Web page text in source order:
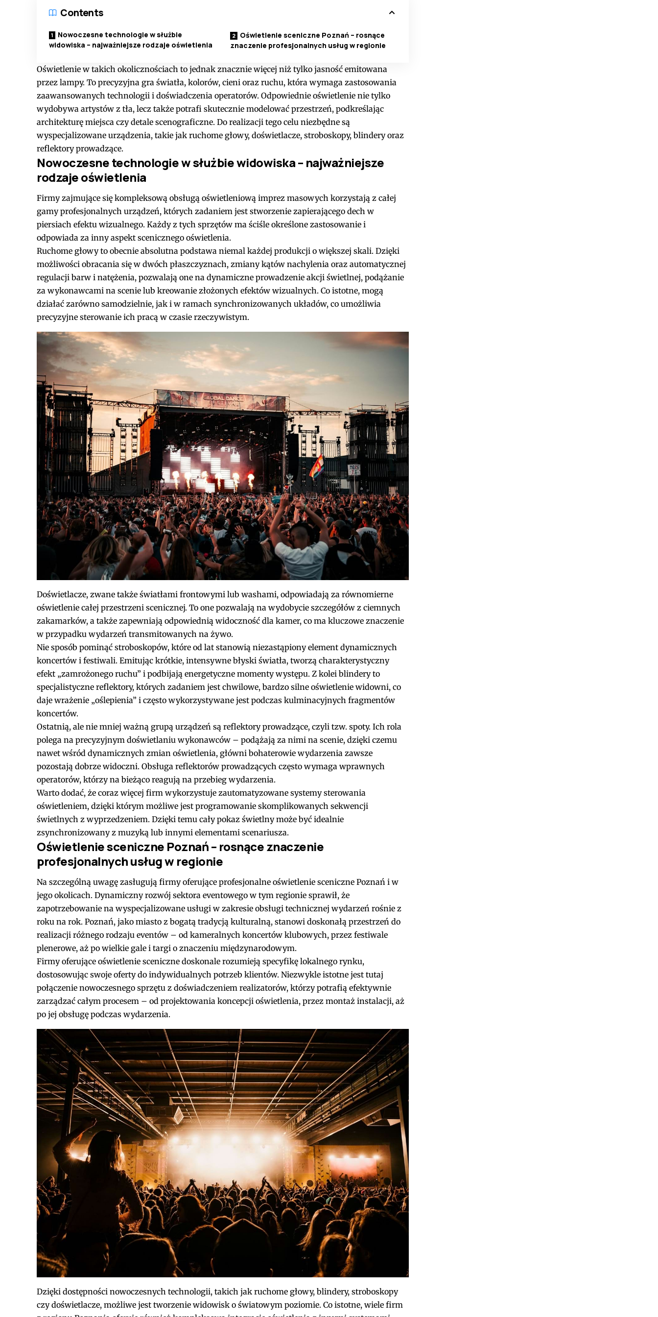
Contents
Nowoczesne technologie w służbie
widowiska – najważniejsze rodzaje oświetlenia
Oświetlenie sceniczne Poznań – rosnące
znaczenie profesjonalnych usług w regionie
Oświetlenie w takich okolicznościach to jednak znacznie więcej niż tylko jasność emitowana
przez lampy. To precyzyjna gra światła, kolorów, cieni oraz ruchu, która wymaga zastosowania
zaawansowanych technologii i doświadczenia operatorów. Odpowiednie oświetlenie nie tylko
wydobywa artystów z tła, lecz także potrafi skutecznie modelować przestrzeń, podkreślając
architekturę miejsca czy detale scenograficzne. Do realizacji tego celu niezbędne są
wyspecjalizowane urządzenia, takie jak ruchome głowy, doświetlacze, stroboskopy, blindery oraz
reflektory prowadzące.
Nowoczesne technologie w służbie widowiska – najważniejsze
rodzaje oświetlenia
Firmy zajmujące się kompleksową obsługą oświetleniową imprez masowych korzystają z całej
gamy profesjonalnych urządzeń, których zadaniem jest stworzenie zapierającego dech w
piersiach efektu wizualnego. Każdy z tych sprzętów ma ściśle określone zastosowanie i
odpowiada za inny aspekt scenicznego oświetlenia.
Ruchome głowy to obecnie absolutna podstawa niemal każdej produkcji o większej skali. Dzięki
możliwości obracania się w dwóch płaszczyznach, zmiany kątów nachylenia oraz automatycznej
regulacji barw i natężenia, pozwalają one na dynamiczne prowadzenie akcji świetlnej, podążanie
za wykonawcami na scenie lub kreowanie złożonych efektów wizualnych. Co istotne, mogą
działać zarówno samodzielnie, jak i w ramach synchronizowanych układów, co umożliwia
precyzyjne sterowanie ich pracą w czasie rzeczywistym.
Doświetlacze, zwane także światłami frontowymi lub washami, odpowiadają za równomierne
oświetlenie całej przestrzeni scenicznej. To one pozwalają na wydobycie szczegółów z ciemnych
zakamarków, a także zapewniają odpowiednią widoczność dla kamer, co ma kluczowe znaczenie
w przypadku wydarzeń transmitowanych na żywo.
Nie sposób pominąć stroboskopów, które od lat stanowią niezastąpiony element dynamicznych
koncertów i festiwali. Emitując krótkie, intensywne błyski światła, tworzą charakterystyczny
efekt „zamrożonego ruchu” i podbijają energetyczne momenty występu. Z kolei blindery to
specjalistyczne reflektory, których zadaniem jest chwilowe, bardzo silne oświetlenie widowni, co
daje wrażenie „oślepienia” i często wykorzystywane jest podczas kulminacyjnych fragmentów
koncertów.
Ostatnią, ale nie mniej ważną grupą urządzeń są reflektory prowadzące, czyli tzw. spoty. Ich rola
polega na precyzyjnym doświetlaniu wykonawców – podążają za nimi na scenie, dzięki czemu
nawet wśród dynamicznych zmian oświetlenia, główni bohaterowie wydarzenia zawsze
pozostają dobrze widoczni. Obsługa reflektorów prowadzących często wymaga wprawnych
operatorów, którzy na bieżąco reagują na przebieg wydarzenia.
Warto dodać, że coraz więcej firm wykorzystuje zautomatyzowane systemy sterowania
oświetleniem, dzięki którym możliwe jest programowanie skomplikowanych sekwencji
świetlnych z wyprzedzeniem. Dzięki temu cały pokaz świetlny może być idealnie
zsynchronizowany z muzyką lub innymi elementami scenariusza.
Oświetlenie sceniczne Poznań – rosnące znaczenie
profesjonalnych usług w regionie
Na szczególną uwagę zasługują firmy oferujące profesjonalne oświetlenie sceniczne Poznań i w
jego okolicach. Dynamiczny rozwój sektora eventowego w tym regionie sprawił, że
zapotrzebowanie na wyspecjalizowane usługi w zakresie obsługi technicznej wydarzeń rośnie z
roku na rok. Poznań, jako miasto z bogatą tradycją kulturalną, stanowi doskonałą przestrzeń do
realizacji różnego rodzaju eventów – od kameralnych koncertów klubowych, przez festiwale
plenerowe, aż po wielkie gale i targi o znaczeniu międzynarodowym.
Firmy oferująceoświetlenie sceniczne doskonale rozumieją specyfikę lokalnego rynku,
dostosowując swoje oferty do indywidualnych potrzeb klientów. Niezwykle istotne jest tutaj
połączenie nowoczesnego sprzętu z doświadczeniem realizatorów, którzy potrafią efektywnie
zarządzać całym procesem – od projektowania koncepcji oświetlenia, przez montaż instalacji, aż
po jej obsługę podczas wydarzenia.
Dzięki dostępności nowoczesnych technologii, takich jak ruchome głowy, blindery, stroboskopy
czy doświetlacze, możliwe jest tworzenie widowisk o światowym poziomie. Co istotne, wiele firm